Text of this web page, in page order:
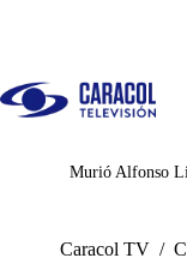
Juegos
Murió Alfonso
Caracol TV /